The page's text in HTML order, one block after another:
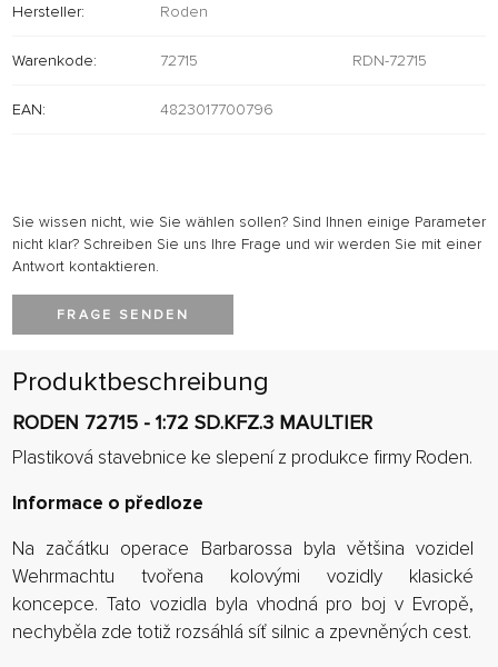
Hersteller: Roden
Warenkode: 72715 RDN-72715
EAN: 4823017700796
Sie wissen nicht, wie Sie wählen sollen? Sind Ihnen einige Parameter
nicht klar? Schreiben Sie uns Ihre Frage und wir werden Sie mit einer
Antwort kontaktieren.
FRAGE SENDEN
Produktbeschreibung
RODEN 72715 - 1:72 SD.KFZ.3 MAULTIER
Plastiková stavebnice ke slepení z produkce firmy Roden.
Informace o předloze
Na začátku operace Barbarossa byla většina vozidel
Wehrmachtu tvořena kolovými vozidly klasické
koncepce. Tato vozidla byla vhodná pro boj v Evropě,
nechyběla zde totiž rozsáhlá síť silnic a zpevněných cest.